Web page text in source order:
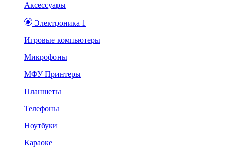
Аксессуары
Электроника 1
Игровые компьютеры
Микрофоны
МФУ Принтеры
Планшеты
Телефоны
Ноутбуки
Караоке